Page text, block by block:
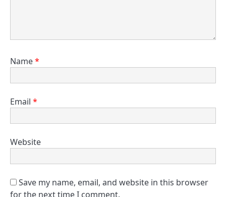
Name*
Email *
Website
Save my name, email, and website in this browser
for the next time I comment.